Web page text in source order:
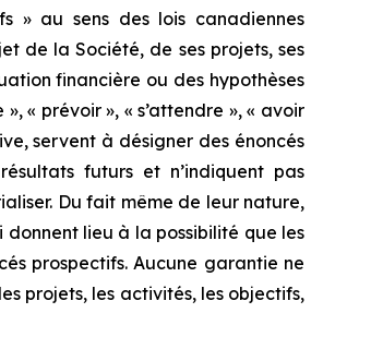
» au sens des lois canadiennes
de la Société, de ses projets, ses
financière ou des hypothèses
« prévoir », « s’attendre », « avoir
servent à désigner des énoncés
futurs et n’indiquent pas
Du fait même de leur nature,
donnent lieu à la possibilité que les
prospectifs. Aucune garantie ne
projets, les activités, les objectifs,